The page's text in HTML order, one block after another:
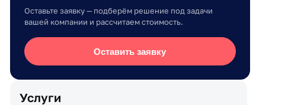
Оставьте заявку — подберём решение под задачи
вашей компании и рассчитаем стоимость.
Оставить заявку
Услуги